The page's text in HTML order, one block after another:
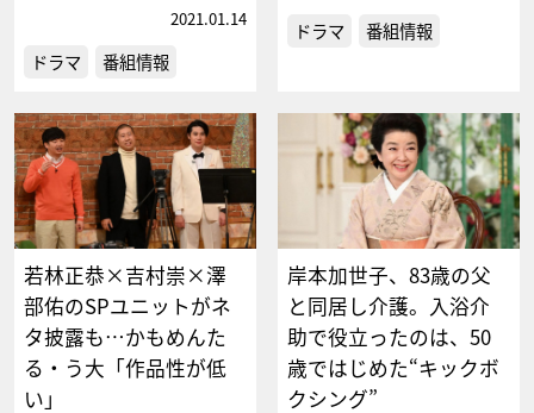
2021.01.14
ドラマ 番組情報
ドラマ 番組情報
若林正恭×吉村崇×澤
部佑のSPユニットがネ
タ披露も…かもめんた
る・う大「作品性が低
い」
岸本加世子、83歳の父
と同居し介護。入浴介
助で役立ったのは、50
歳ではじめた“キックボ
クシング”